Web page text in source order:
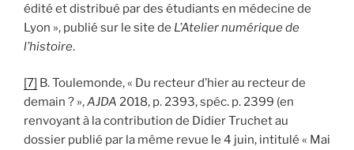
édité et distribué par des étudiants en médecine de
Lyon », publié sur le site de L’Atelier numérique de
l’histoire.
[7] B. Toulemonde, « Du recteur d’hier au recteur de
demain ? »,AJDA 2018, p. 2393, spéc. p. 2399 (en
renvoyant à la contribution de Didier Truchet au
dossier publié par la même revue le 4 juin, intitulé « Mai